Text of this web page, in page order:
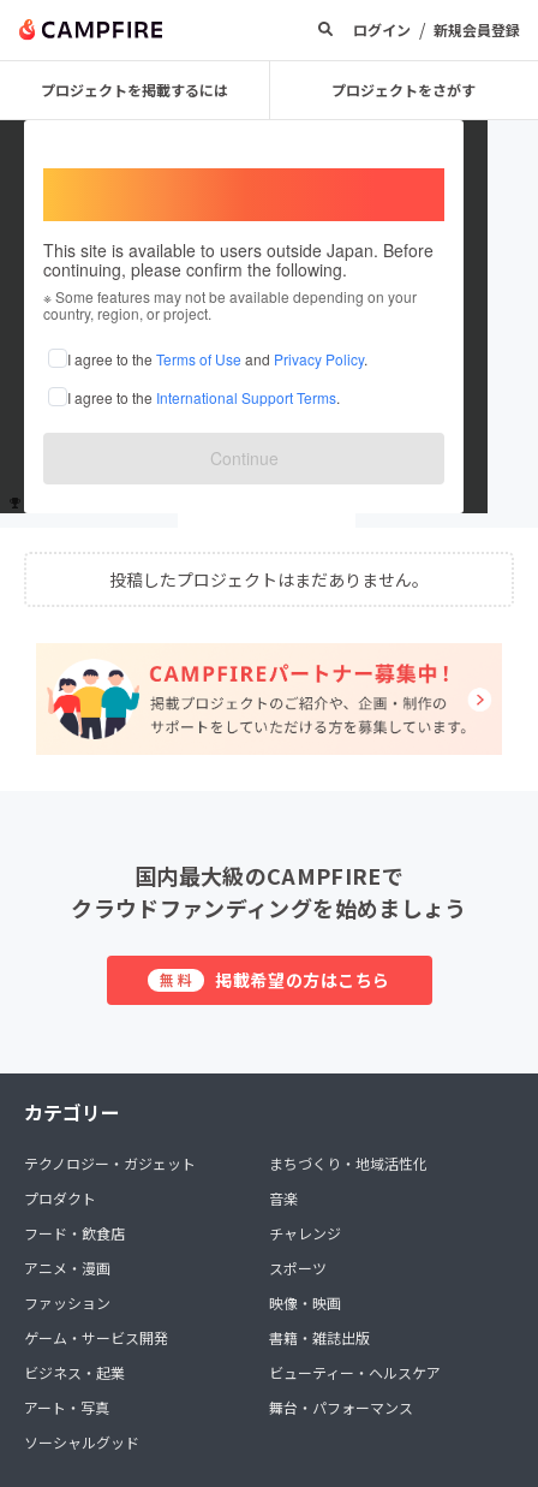
ログイン / 新規会員登録
プロジェクトを掲載するには プロジェクトをさがす
This site is available to users outside Japan. Before
continuing, please confirm the following.
※ Some features may not be available depending on your
country, region, or project.
I agree to the Terms of Use and Privacy Policy.
I agree to the International Support Terms.
Continue
guestc627382bf9f4
出身国：未設定
投稿したプロジェクトはまだありません。
国内最大級のCAMPFIREで
クラウドファンディングを始めましょう
無料 掲載希望の方はこちら
カテゴリー
テクノロジー・ガジェット
プロダクト
フード・飲食店
アニメ・漫画
ファッション
ゲーム・サービス開発
ビジネス・起業
アート・写真
ソーシャルグッド
まちづくり・地域活性化
音楽
チャレンジ
スポーツ
映像・映画
書籍・雑誌出版
ビューティー・ヘルスケア
舞台・パフォーマンス